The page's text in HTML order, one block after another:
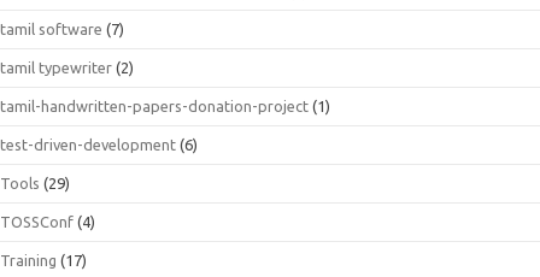
tamil software (7)
tamil typewriter (2)
tamil-handwritten-papers-donation-project (1)
test-driven-development (6)
Tools (29)
TOSSConf (4)
Training (17)